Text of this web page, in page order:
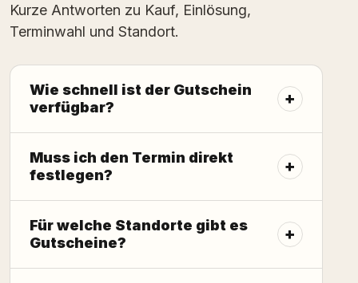
Kurze Antworten zu Kauf, Einlösung,
Terminwahl und Standort.
Wie schnell ist der Gutschein
verfügbar?
Muss ich den Termin direkt
festlegen?
Für welche Standorte gibt es
Gutscheine?